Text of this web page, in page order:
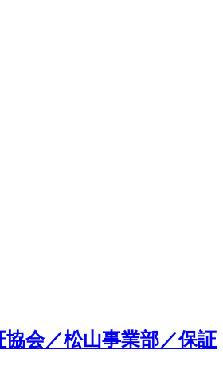
会／松山事業部／保証